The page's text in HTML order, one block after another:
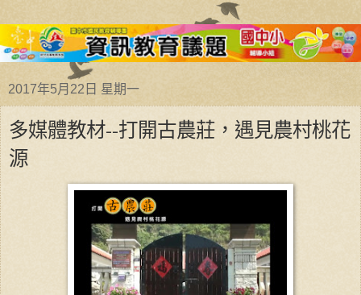
2017年5月22日 星期一
多媒體教材--打開古農莊，遇見農村桃花
源